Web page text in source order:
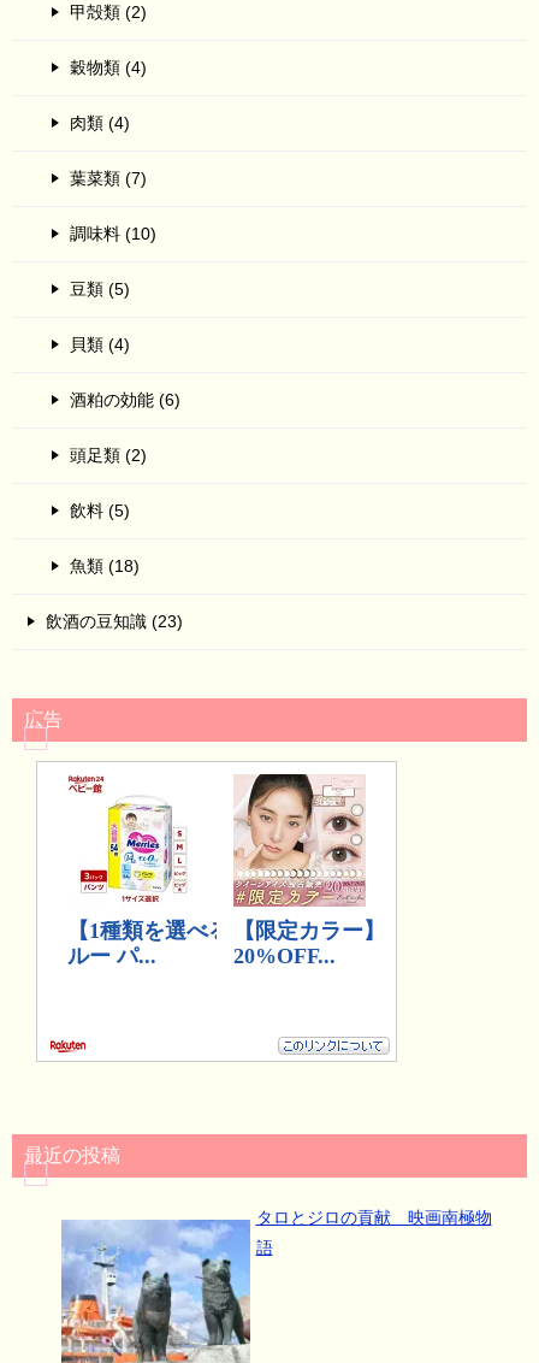
甲殻類 (2)
穀物類 (4)
肉類 (4)
葉菜類 (7)
調味料 (10)
豆類 (5)
貝類 (4)
酒粕の効能 (6)
頭足類 (2)
飲料 (5)
魚類 (18)
飲酒の豆知識 (23)
広告
最近の投稿
タロとジロの貢献 映画南極物
語